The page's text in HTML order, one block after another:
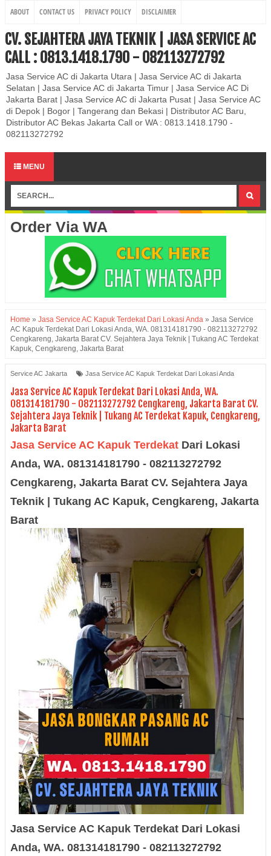
ABOUT CONTACT US PRIVACY POLICY DISCLAIMER
CV. SEJAHTERA JAYA TEKNIK | JASA SERVICE AC
CALL : 0813.1418.1790 - 082113272792
Jasa Service AC di Jakarta Utara | Jasa Service AC di Jakarta
Selatan | Jasa Service AC di Jakarta Timur | Jasa Service AC Di
Jakarta Barat | Jasa Service AC di Jakarta Pusat | Jasa Service AC
di Depok | Bogor | Tangerang dan Bekasi | Distributor AC Baru,
Distributor AC Bekas Jakarta Call or WA : 0813.1418.1790 -
082113272792
MENU
Order Via WA
Home » Jasa Service AC Kapuk Terdekat Dari Lokasi Anda » Jasa Service
AC Kapuk Terdekat Dari Lokasi Anda, WA. 081314181790 - 082113272792
Cengkareng, Jakarta Barat CV. Sejahtera Jaya Teknik | Tukang AC Terdekat
Kapuk, Cengkareng, Jakarta Barat
Service AC Jakarta Jasa Service AC Kapuk Terdekat Dari Lokasi Anda
Jasa Service AC Kapuk Terdekat Dari Lokasi Anda, WA.
081314181790 - 082113272792 Cengkareng, Jakarta Barat CV.
Sejahtera Jaya Teknik | Tukang AC Terdekat Kapuk, Cengkareng,
Jakarta Barat
Jasa Service AC Kapuk Terdekat Dari Lokasi
Anda, WA. 081314181790 - 082113272792
Cengkareng, Jakarta Barat CV. Sejahtera Jaya
Teknik | Tukang AC Kapuk, Cengkareng, Jakarta
Barat
Jasa Service AC Kapuk Terdekat Dari Lokasi
Anda, WA. 081314181790 - 082113272792